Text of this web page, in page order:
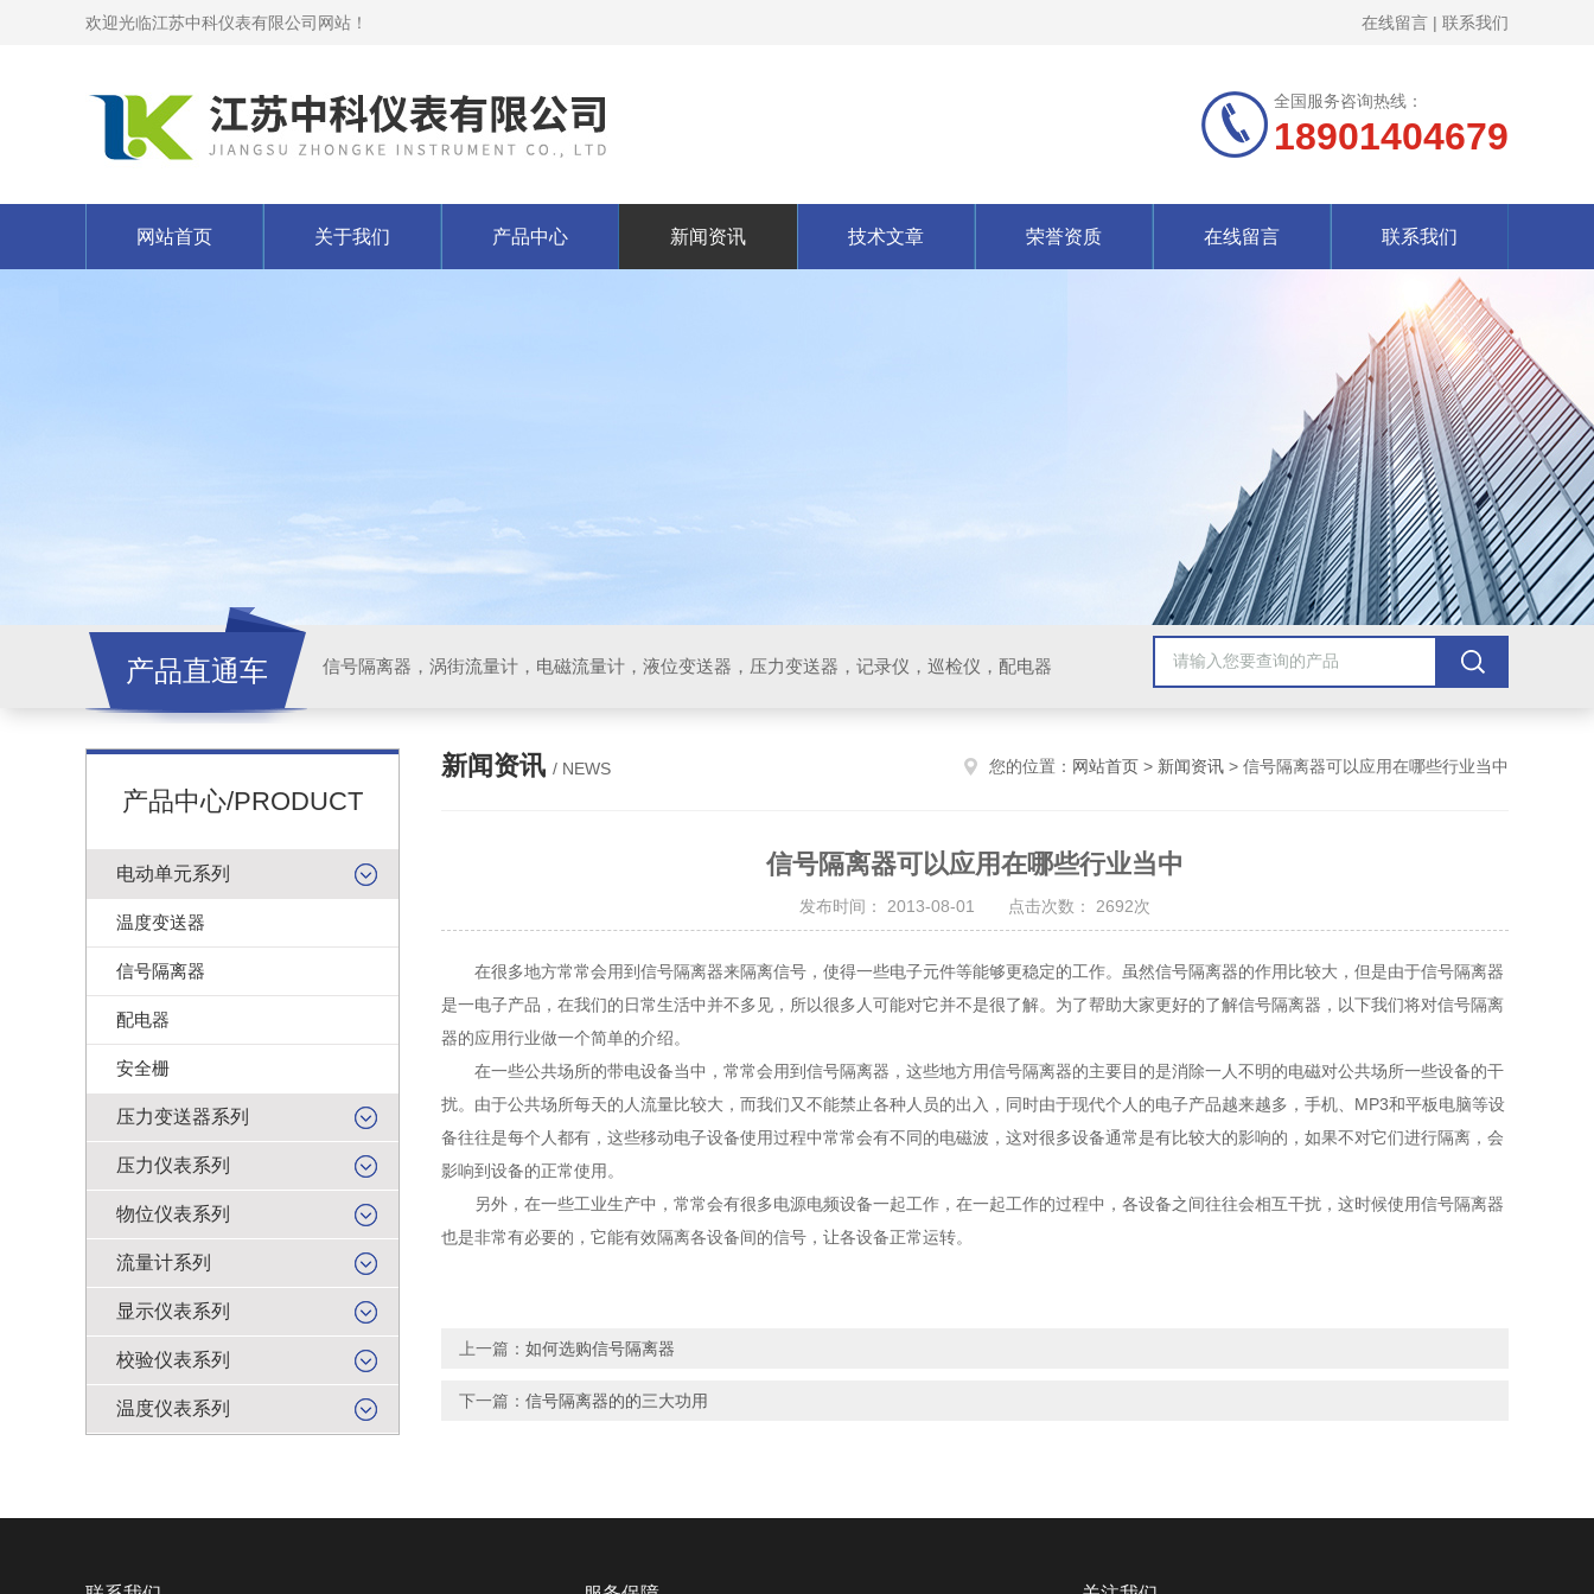
欢迎光临江苏中科仪表有限公司网站！ 在线留言 | 联系我们
全国服务咨询热线：
18901404679
网站首页 关于我们 产品中心 新闻资讯 技术文章 荣誉资质 在线留言 联系我们
产品直通车 信号隔离器，涡街流量计，电磁流量计，液位变送器，压力变送器，记录仪，巡检仪，配电器
产品中心/PRODUCT
电动单元系列
温度变送器
信号隔离器
配电器
安全栅
压力变送器系列
压力仪表系列
物位仪表系列
流量计系列
显示仪表系列
校验仪表系列
温度仪表系列
新闻资讯 / NEWS 您的位置： 网站首页 > 新闻资讯 > 信号隔离器可以应用在哪些行业当中
信号隔离器可以应用在哪些行业当中
发布时间： 2013-08-01 点击次数： 2692次
在很多地方常常会用到信号隔离器来隔离信号，使得一些电子元件等能够更稳定的工作。虽然信号隔离器的作用比较大，但是由于信号隔离器
是一电子产品，在我们的日常生活中并不多见，所以很多人可能对它并不是很了解。为了帮助大家更好的了解信号隔离器，以下我们将对信号隔离
器的应用行业做一个简单的介绍。
在一些公共场所的带电设备当中，常常会用到信号隔离器，这些地方用信号隔离器的主要目的是消除一人不明的电磁对公共场所一些设备的干
扰。由于公共场所每天的人流量比较大，而我们又不能禁止各种人员的出入，同时由于现代个人的电子产品越来越多，手机、MP3和平板电脑等设
备往往是每个人都有，这些移动电子设备使用过程中常常会有不同的电磁波，这对很多设备通常是有比较大的影响的，如果不对它们进行隔离，会
影响到设备的正常使用。
另外，在一些工业生产中，常常会有很多电源电频设备一起工作，在一起工作的过程中，各设备之间往往会相互干扰，这时候使用信号隔离器
也是非常有必要的，它能有效隔离各设备间的信号，让各设备正常运转。
上一篇： 如何选购信号隔离器
下一篇： 信号隔离器的的三大功用